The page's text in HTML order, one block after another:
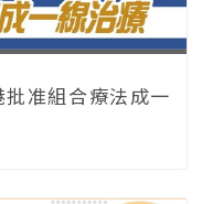
准組合療法成一